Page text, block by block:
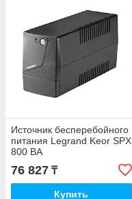
Источник бесперебойного
питания Legrand Keor SPX
800 ВА
76 827 ₸
Купить